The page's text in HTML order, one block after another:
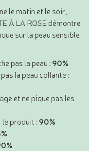
le matin et le soir,
À LA ROSE démontre
sur la peau sensible
pas la peau :90%
la peau collante :
et ne pique pas les
le produit :90%